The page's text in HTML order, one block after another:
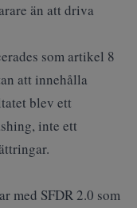
än att driva
som artikel 8
att innehålla
blev ett
inte ett
med SFDR 2.0 som